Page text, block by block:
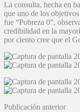
La consulta, hecha en
que uno de los
fue “Pobreza 0”,
credibilidad en la
por ciento cree que el
Publicación anterior